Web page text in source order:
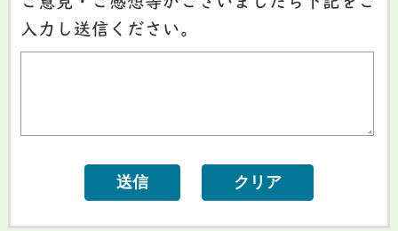
入力し送信ください。